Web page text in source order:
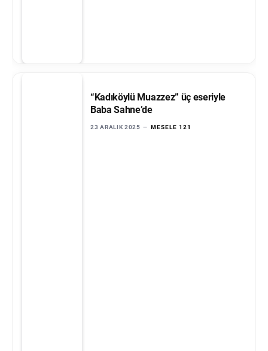
“Kadıköylü Muazzez” üç eseriyle
Baba Sahne’de
23 ARALIK 2025 MESELE 121